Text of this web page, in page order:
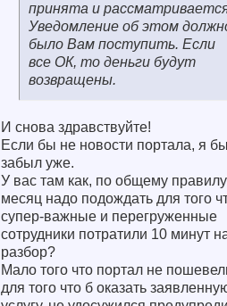
принята и
Уведомление об этом
было Вам поступить. Если
все ОК, то деньги будут
возвращены.
И снова здравствуйте!
Если бы не новости портала, я
забыл уже.
У вас там как, по общему
месяц надо подождать для того
супер-важные и перегруженные
сотрудники потратили 10 минут
разбор?
Мало того что портал не
для того что б оказать